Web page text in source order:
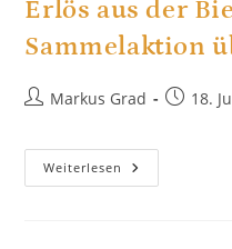
Erlös aus der
Sammelaktion
Beitrags-
Markus Grad
Beitrag
18.
Weiterlesen Vielen
Dank